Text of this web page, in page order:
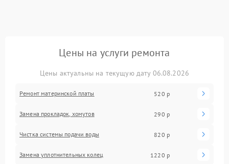
Цены на услуги ремонта
Цены актуальны на текущую дату 06.08.2026
Ремонт материнской платы 520 р
Замена прокладок, хомутов 290 р
Чистка системы подачи воды 820 р
Замена уплотнительных колец 1220 р